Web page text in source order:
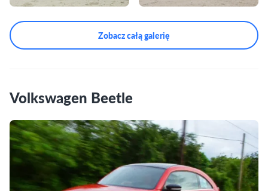
Zobacz całą galerię
Volkswagen Beetle